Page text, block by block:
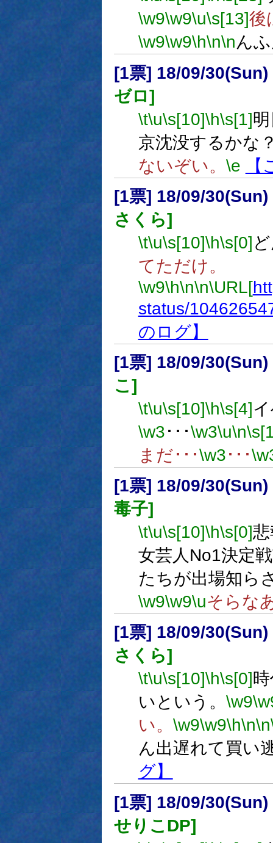
\w9\w9\u\s[13]後
\w9\w9\h\n\nん
[1票] 18/09/
ゼロ]
\t\u\s[10]\h\s[1]
京沈没するかな
ないぞい。 \e
[1票] 18/09/
さくら]
\t\u\s[10]\h\s[0]
てただけ。
\w9\h\n\n\URL[
status/
のログ】
[1票] 18/09/
こ]
\t\u\s[10]\h\s[4]
\w3･･･\w3\u\n
まだ･･･\w3･･･
[1票] 18/09/
毒子]
\t\u\s[10]\h\s[0]
女芸人No1決定
たちが出場知ら
\w9\w9\uそらな
[1票] 18/09/
さくら]
\t\u\s[10]\h\s[0]
いという。 \w9
い。 \w9\w9\h\n\n
ん出遅れて買い
グ】
[1票] 18/09/
せりこDP]